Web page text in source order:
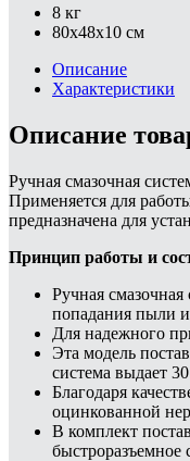
8 кг
80x48x10 см
Описание
Характеристики
Описание
Ручная смазочная
Применяется для
предназначена для
Принцип работы и
Ручная
попадания пыли и
Для надежного
Эта модель
система выдает
Благодаря
оцинкованной
В комплект
быстроразъемное